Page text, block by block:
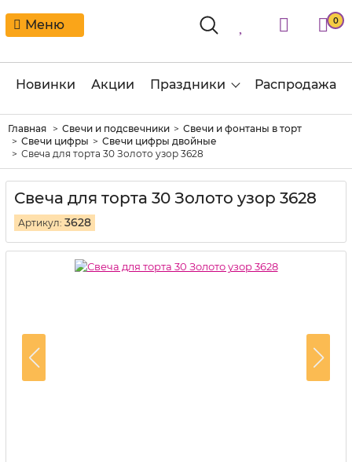
Меню 0
Новинки Акции Праздники Распродажа
Главная Свечи и подсвечники
Свечи и фонтаны в торт
Свечи цифры
Свечи цифры двойные
Свеча для торта 30 Золото узор 3628
Свеча для торта 30 Золото узор 3628
Артикул: 3628